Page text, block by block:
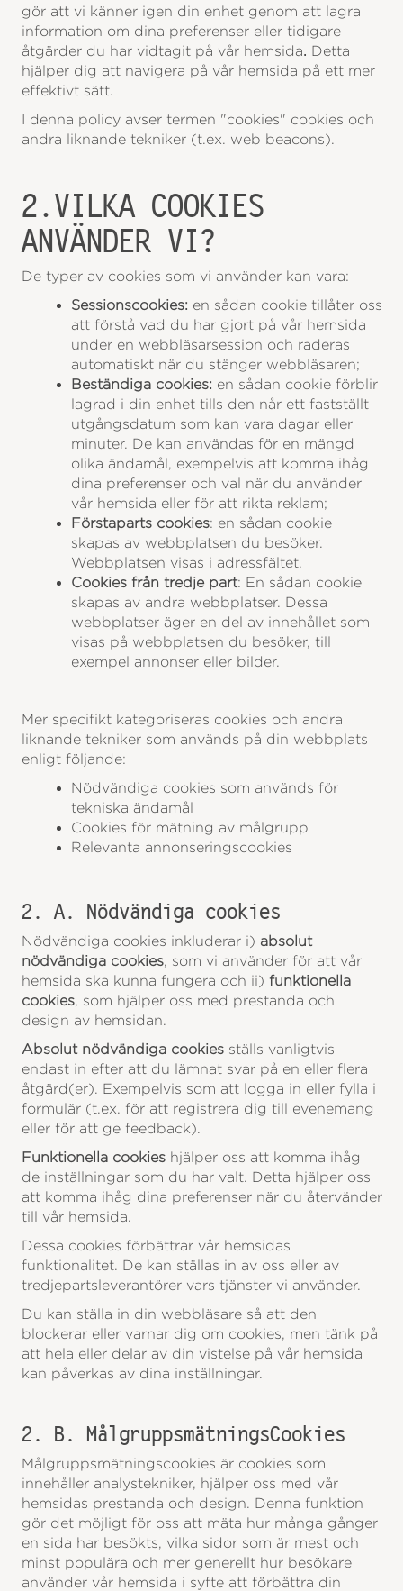
gör att vi känner igen din enhet genom att lagra
information om dina preferenser eller tidigare
åtgärder du har vidtagit på vår hemsida. Detta
hjälper dig att navigera på vår hemsida på ett mer
effektivt sätt.
I denna policy avser termen "cookies" cookies och
andra liknande tekniker (t.ex. web beacons).
2.VILKA COOKIES
ANVÄNDER VI?
De typer av cookies som vi använder kan vara:
Sessionscookies: en sådan cookie tillåter oss
att förstå vad du har gjort på vår hemsida
under en webbläsarsession och raderas
automatiskt när du stänger webbläsaren;
Beständiga cookies: en sådan cookie förblir
lagrad i din enhet tills den når ett fastställt
utgångsdatum som kan vara dagar eller
minuter. De kan användas för en mängd
olika ändamål, exempelvis att komma ihåg
dina preferenser och val när du använder
vår hemsida eller för att rikta reklam;
Förstaparts cookies: en sådan cookie
skapas av webbplatsen du besöker.
Webbplatsen visas i adressfältet.
Cookies från tredje part: En sådan cookie
skapas av andra webbplatser. Dessa
webbplatser äger en del av innehållet som
visas på webbplatsen du besöker, till
exempel annonser eller bilder.
Mer specifikt kategoriseras cookies och andra
liknande tekniker som används på din webbplats
enligt följande:
Nödvändiga cookies som används för
tekniska ändamål
Cookies för mätning av målgrupp
Relevanta annonseringscookies
2. A. Nödvändiga cookies
Nödvändiga cookies inkluderar i) absolut
nödvändiga cookies, som vi använder för att vår
hemsida ska kunna fungera och ii) funktionella
cookies, som hjälper oss med prestanda och
design av hemsidan.
Absolut nödvändiga cookiesställs vanligtvis
endast in efter att du lämnat svar på en eller flera
åtgärd(er). Exempelvis som att logga in eller fylla i
formulär (t.ex. för att registrera dig till evenemang
eller för att ge feedback).
Funktionella cookieshjälper oss att komma ihåg
de inställningar som du har valt. Detta hjälper oss
att komma ihåg dina preferenser när du återvänder
till vår hemsida.
Dessa cookies förbättrar vår hemsidas
funktionalitet. De kan ställas in av oss eller av
tredjeparts­leverantörer vars tjänster vi använder.
Du kan ställa in din webbläsare så att den
blockerar eller varnar dig om cookies, men tänk på
att hela eller delar av din vistelse på vår hemsida
kan påverkas av dina inställningar.
2. B. MålgruppsmätningsCookies
Målgruppsmätningscookies är cookies som
innehåller analystekniker, hjälper oss med vår
hemsidas prestanda och design. Denna funktion
gör det möjligt för oss att mäta hur många gånger
en sida har besökts, vilka sidor som är mest och
minst populära och mer generellt hur besökare
använder vår hemsida i syfte att förbättra din